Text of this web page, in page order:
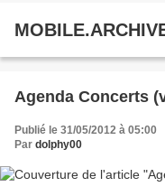
Agenda Concerts
Publié le 31/05/2012 à 05:00
Par dolphy00